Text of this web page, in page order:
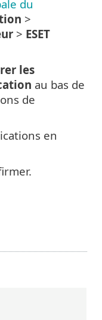
du
>
> ESET
les
au bas de
de
en